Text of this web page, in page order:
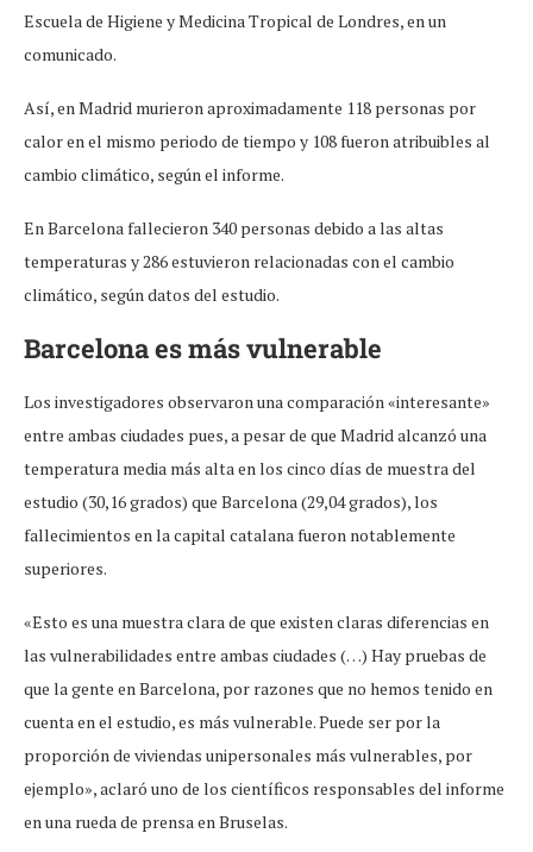
Escuela de Higiene y Medicina Tropical de Londres, en un
comunicado.
Así, en Madrid murieron aproximadamente 118 personas por
calor en el mismo periodo de tiempo y 108 fueron atribuibles al
cambio climático, según el informe.
En Barcelona fallecieron 340 personas debido a las altas
temperaturas y 286 estuvieron relacionadas con el cambio
climático, según datos del estudio.
Barcelona es más vulnerable
Los investigadores observaron una comparación «interesante»
entre ambas ciudades pues, a pesar de que Madrid alcanzó una
temperatura media más alta en los cinco días de muestra del
estudio (30,16 grados) que Barcelona (29,04 grados), los
fallecimientos en la capital catalana fueron notablemente
superiores.
«Esto es una muestra clara de que existen claras diferencias en
las vulnerabilidades entre ambas ciudades (…) Hay pruebas de
que la gente en Barcelona, por razones que no hemos tenido en
cuenta en el estudio, es más vulnerable. Puede ser por la
proporción de viviendas unipersonales más vulnerables, por
ejemplo», aclaró uno de los científicos responsables del informe
en una rueda de prensa en Bruselas.